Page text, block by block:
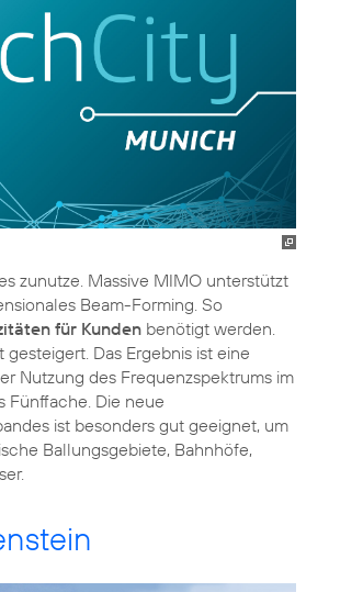
zunutze. Massive MIMO unterstützt
Beam-Forming. So
für Kunden benötigt werden.
Das Ergebnis ist eine
Nutzung des Frequenzspektrums im
Fünffache. Die neue
ist besonders gut geeignet, um
Ballungsgebiete, Bahnhöfe,